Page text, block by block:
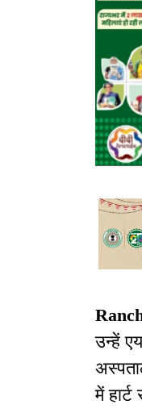
उन्हें
में हार्ट